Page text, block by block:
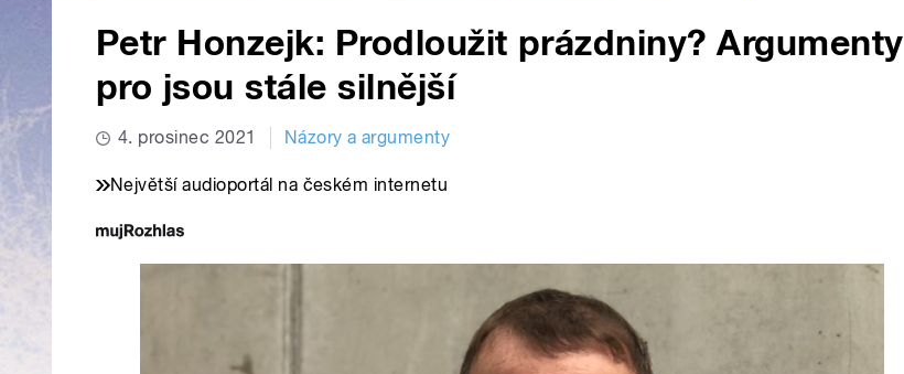
Petr Honzejk: Prodloužit prázdniny? Argumenty
pro jsou stále silnější
4. prosinec 2021 Názory a argumenty
Největší audioportál na českém internetu